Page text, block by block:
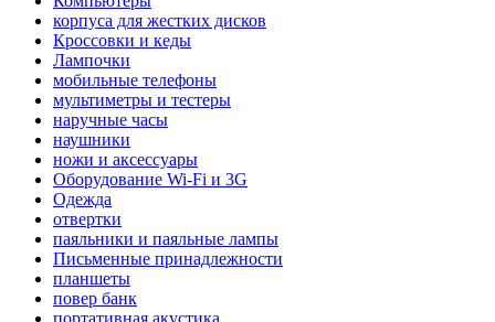
корпуса для жестких дисков
Кроссовки и кеды
Лампочки
мобильные телефоны
мультиметры и тестеры
наручные часы
наушники
ножи и аксессуары
Оборудование Wi-Fi и 3G
Одежда
отвертки
паяльники и паяльные лампы
Письменные принадлежности
планшеты
повер банк
портативная акустика